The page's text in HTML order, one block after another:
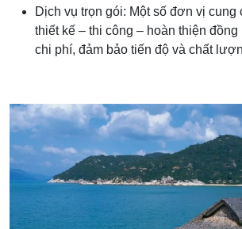
Dịch vụ trọn gói: Một số đơn vị cung
thiết kế – thi công – hoàn thiện
chi phí, đảm bảo tiến độ và chất